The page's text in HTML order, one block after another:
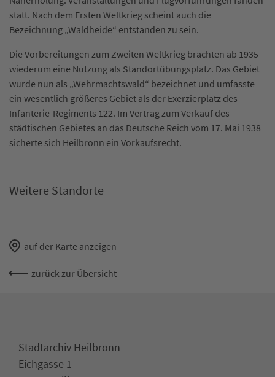
Weitere Standorte
auf der Karte anzeigen
zurück zur Übersicht
statt. Nach dem Ersten Weltkrieg scheint auch die
Bezeichnung „Waldheide“ entstanden zu sein.
Die Vorbereitungen zum Zweiten Weltkrieg brachten ab 1935
wiederum eine Nutzung als Standortübungsplatz. Das Gebiet
wurde nun als „Wehrmachtswald“ bezeichnet und umfasste
ein wesentlich größeres Gebiet als der Exerzierplatz des
Infanterie-Regiments 122. Im Vertrag zum Verkauf des
städtischen Gebietes an das Deutsche Reich vom 17. Mai 1938
sicherte sich Heilbronn ein Vorkaufsrecht.
Stadtarchiv Heilbronn
Eichgasse 1